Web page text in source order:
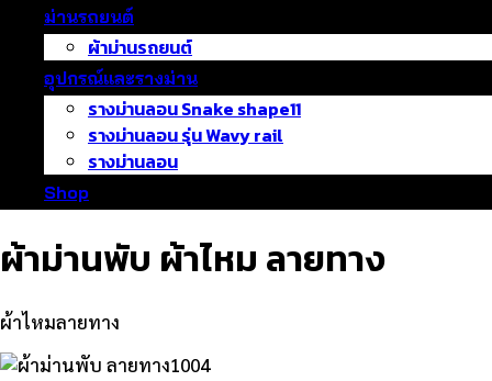
ม่านรถยนต์
ผ้าม่านรถยนต์
อุปกรณ์และรางม่าน
รางม่านลอน Snake shape11
รางม่านลอน รุ่น Wavy rail
รางม่านลอน
Shop
ผ้าม่านพับ ผ้าไหม ลายทาง
ผ้าไหมลายทาง